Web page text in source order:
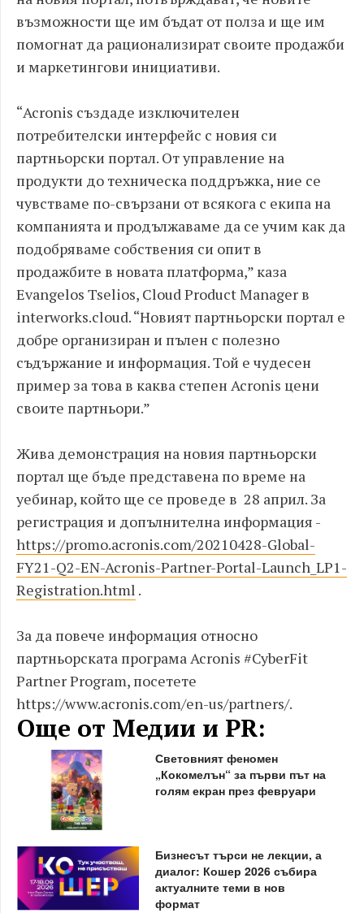
възможности ще им бъдат от полза и ще им
помогнат да рационализират своите продажби
и маркетингови инициативи.
“Acronis създаде изключителен
потребителски интерфейс с новия си
партньорски портал. От управление на
продукти до техническа поддръжка, ние се
чувстваме по-свързани от всякога с екипа на
компанията и продължаваме да се учим как да
подобряваме собствения си опит в
продажбите в новата платформа,” каза
Evangelos Tselios, Cloud Product Manager в
interworks.cloud. “Новият партньорски портал е
добре организиран и пълен с полезно
съдържание и информация. Той е чудесен
пример за това в каква степен Acronis цени
своите партньори.”
Жива демонстрация на новия партньорски
портал ще бъде представена по време на
уебинар, който ще се проведе в 28 април. За
регистрация и допълнителна информация -
https://promo.acronis.com/20210428-Global-
FY21-Q2-EN-Acronis-Partner-Portal-Launch_LP1-
Registration.html .
За да повече информация относно
партньорската програма Acronis #CyberFit
Partner Program, посетете
https://www.acronis.com/en-us/partners/.
Още от Медии и PR:
Световният феномен
„Кокомелън“ за първи път на
голям екран през февруари
Бизнесът търси не лекции, а
диалог: Кошер 2026 събира
актуалните теми в нов
формат